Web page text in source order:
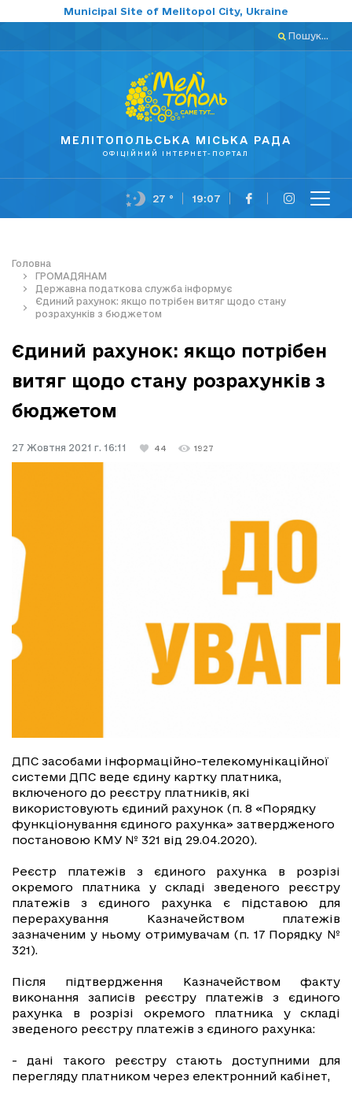
Municipal Site of Melitopol City, Ukraine
Пошук...
МЕЛІТОПОЛЬСЬКА МІСЬКА РАДА
ОФІЦІЙНИЙ ІНТЕРНЕТ-ПОРТАЛ
27 ° 19:07
Головна
ГРОМАДЯНАМ
Державна податкова служба інформує
Єдиний рахунок: якщо потрібен витяг щодо стану
розрахунків з бюджетом
Єдиний рахунок: якщо потрібен
витяг щодо стану розрахунків з
бюджетом
27 Жовтня 2021 г. 16:11 44 1927
ДПС засобами інформаційно-телекомунікаційної
системи ДПС веде єдину картку платника,
включеного до реєстру платників, які
використовують єдиний рахунок (п. 8 «Порядку
функціонування єдиного рахунка» затвердженого
постановою КМУ № 321 від 29.04.2020).
Реєстр платежів з єдиного рахунка в розрізі
окремого платника у складі зведеного реєстру
платежів з єдиного рахунка є підставою для
перерахування Казначейством платежів
зазначеним у ньому отримувачам (п. 17 Порядку №
321).
Після підтвердження Казначейством факту
виконання записів реєстру платежів з єдиного
рахунка в розрізі окремого платника у складі
зведеного реєстру платежів з єдиного рахунка:
- дані такого реєстру стають доступними для
перегляду платником через електронний кабінет,